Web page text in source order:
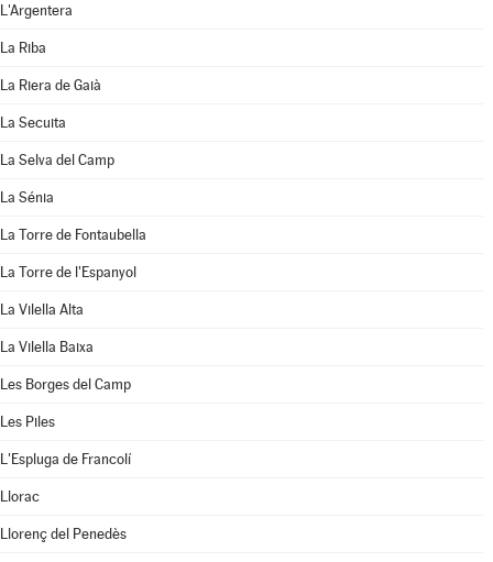
L'Argentera
La Riba
La Riera de Gaià
La Secuita
La Selva del Camp
La Sénia
La Torre de Fontaubella
La Torre de l'Espanyol
La Vilella Alta
La Vilella Baixa
Les Borges del Camp
Les Piles
L'Espluga de Francolí
Llorac
Llorenç del Penedès